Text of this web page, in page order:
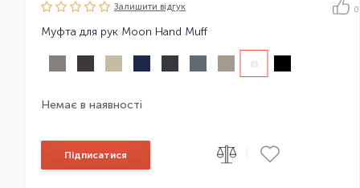
Залишити вiдгук 0
Муфта для рук Moon Hand Muff
Немає в наявності
Підписатися